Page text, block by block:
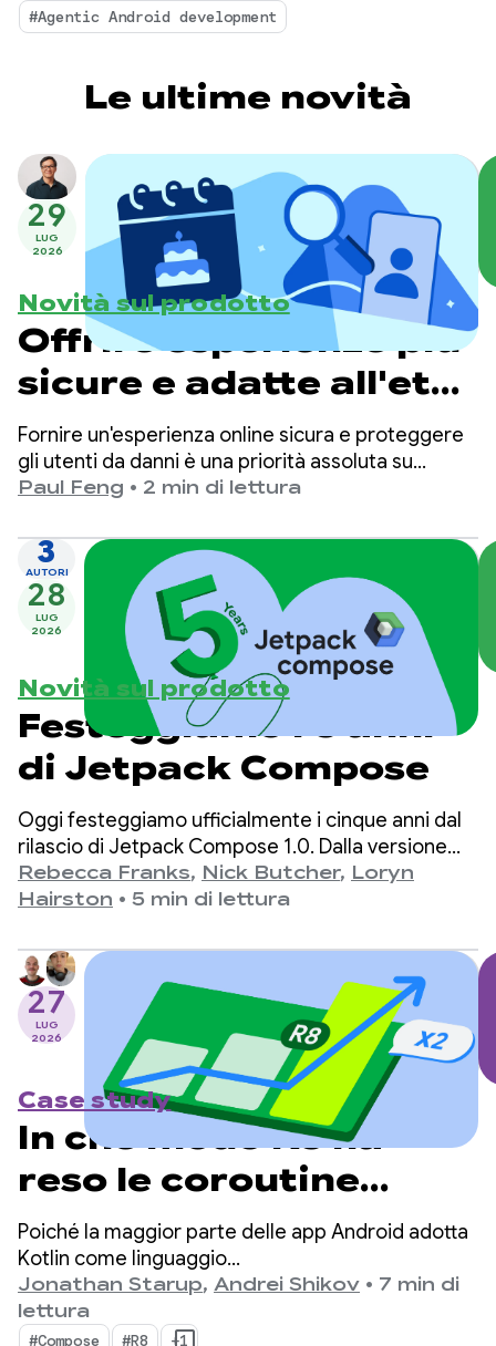
abbiamo migliorato il benchmark in base ai
feedback ricevuti, ad esempio valutando i modelli
costo ed efficienza alla classifica.
#Agentic Android development
Le ultime novità
29
LUG
2026
Novità sul prodotto
Offrire esperienze più
sicure e adatte all'età
su Google Play
Fornire un'esperienza online sicura e proteggere
gli utenti da danni è una priorità assoluta su
Google Play.
Paul Feng • 2 min di lettura
3
AUTORI
28
LUG
2026
Novità sul prodotto
Festeggiamo i 5 anni
di Jetpack Compose
Oggi festeggiamo ufficialmente i cinque anni dal
rilascio di Jetpack Compose 1.0. Dalla versione
1.0, annunciata il 28 luglio 2021, all'ultima versione
1.11, abbiamo assistito a una significativa
prendiamo un momento per festeggiare.
Rebecca Franks, Nick Butcher, Loryn
Hairston • 5 min di lettura
27
LUG
2026
Case study
In che modo R8 ha
reso le coroutine
Kotlin su Android due
volte più veloci
Poiché la maggior parte delle app Android adotta
Kotlin come linguaggio
principale, kotlinx.coroutines è diventato uno
standard di fatto per la programmazione
asincrona. La libreria offre un modo ben
Jonathan Starup, Andrei Shikov • 7 min di
lettura
#Compose #R8 +1